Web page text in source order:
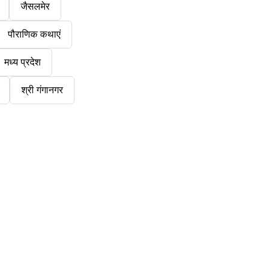
जैसलमेर
पौराणिक कथाएं
मध्य प्रदेश
श्री गंगानगर